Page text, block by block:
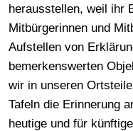
herausstellen, weil ihr
Mitbürgerinnen und
Aufstellen von
bemerkenswerten
wir in unseren
Tafeln die Erinnerung
heutige und für